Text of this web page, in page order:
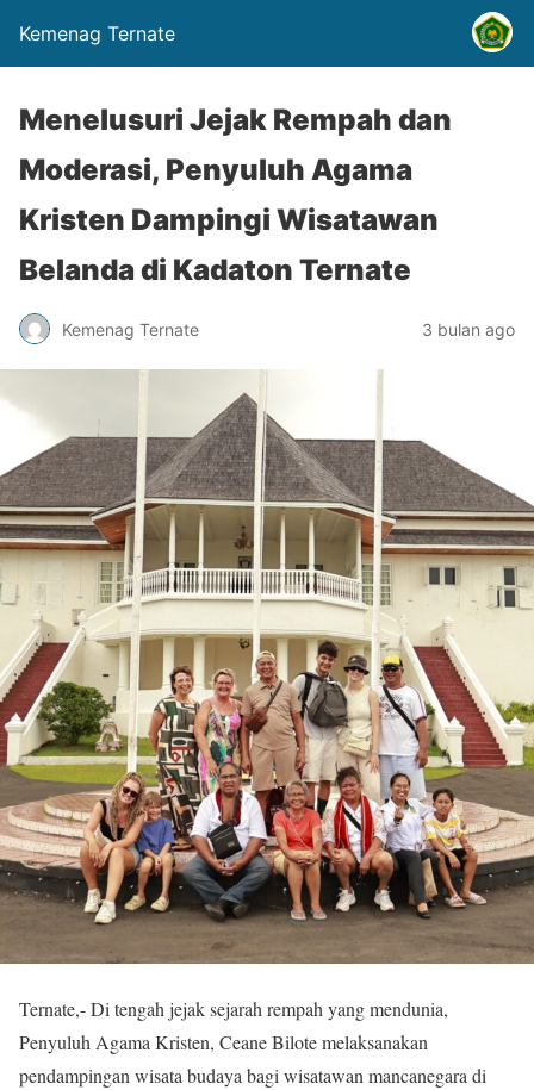
Kemenag Ternate
Menelusuri Jejak Rempah dan
Moderasi, Penyuluh Agama
Kristen Dampingi Wisatawan
Belanda di Kadaton Ternate
Kemenag Ternate 3 bulan ago
Ternate,- Di tengah jejak sejarah rempah yang mendunia,
Penyuluh Agama Kristen, Ceane Bilote melaksanakan
pendampingan wisata budaya bagi wisatawan mancanegara di